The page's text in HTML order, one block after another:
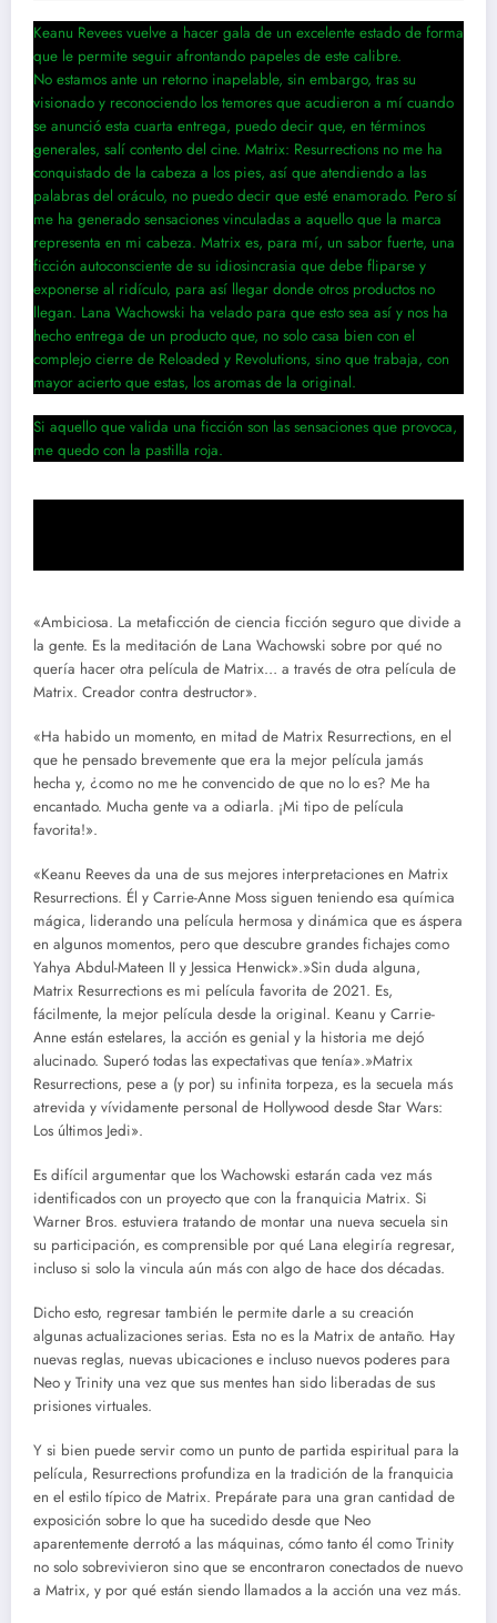
Keanu Revees vuelve a hacer gala de un excelente estado de forma
que le permite seguir afrontando papeles de este calibre.
No estamos ante un retorno inapelable, sin embargo, tras su
visionado y reconociendo los temores que acudieron a mí cuando
se anunció esta cuarta entrega, puedo decir que, en términos
generales, salí contento del cine. Matrix: Resurrections no me ha
conquistado de la cabeza a los pies, así que atendiendo a las
palabras del oráculo, no puedo decir que esté enamorado. Pero sí
me ha generado sensaciones vinculadas a aquello que la marca
representa en mi cabeza. Matrix es, para mí, un sabor fuerte, una
ficción autoconsciente de su idiosincrasia que debe fliparse y
exponerse al ridículo, para así llegar donde otros productos no
llegan. Lana Wachowski ha velado para que esto sea así y nos ha
hecho entrega de un producto que, no solo casa bien con el
complejo cierre de Reloaded y Revolutions, sino que trabaja, con
mayor acierto que estas, los aromas de la original.
Si aquello que valida una ficción son las sensaciones que provoca,
me quedo con la pastilla roja.
«Ambiciosa. La metaficción de ciencia ficción seguro que divide a
la gente. Es la meditación de Lana Wachowski sobre por qué no
quería hacer otra película de Matrix… a través de otra película de
Matrix. Creador contra destructor».
«Ha habido un momento, en mitad de Matrix Resurrections, en el
que he pensado brevemente que era la mejor película jamás
hecha y, ¿como no me he convencido de que no lo es? Me ha
encantado. Mucha gente va a odiarla. ¡Mi tipo de película
favorita!».
«Keanu Reeves da una de sus mejores interpretaciones en Matrix
Resurrections. Él y Carrie-Anne Moss siguen teniendo esa química
mágica, liderando una película hermosa y dinámica que es áspera
en algunos momentos, pero que descubre grandes fichajes como
Yahya Abdul-Mateen II y Jessica Henwick».»Sin duda alguna,
Matrix Resurrections es mi película favorita de 2021. Es,
fácilmente, la mejor película desde la original. Keanu y Carrie-
Anne están estelares, la acción es genial y la historia me dejó
alucinado. Superó todas las expectativas que tenía».»Matrix
Resurrections, pese a (y por) su infinita torpeza, es la secuela más
atrevida y vívidamente personal de Hollywood desde Star Wars:
Los últimos Jedi».
Es difícil argumentar que los Wachowski estarán cada vez más
identificados con un proyecto que con la franquicia Matrix. Si
Warner Bros. estuviera tratando de montar una nueva secuela sin
su participación, es comprensible por qué Lana elegiría regresar,
incluso si solo la vincula aún más con algo de hace dos décadas.
Dicho esto, regresar también le permite darle a su creación
algunas actualizaciones serias. Esta no es la Matrix de antaño. Hay
nuevas reglas, nuevas ubicaciones e incluso nuevos poderes para
Neo y Trinity una vez que sus mentes han sido liberadas de sus
prisiones virtuales.
Y si bien puede servir como un punto de partida espiritual para la
película, Resurrections profundiza en la tradición de la franquicia
en el estilo típico de Matrix. Prepárate para una gran cantidad de
exposición sobre lo que ha sucedido desde que Neo
aparentemente derrotó a las máquinas, cómo tanto él como Trinity
no solo sobrevivieron sino que se encontraron conectados de nuevo
a Matrix, y por qué están siendo llamados a la acción una vez más.